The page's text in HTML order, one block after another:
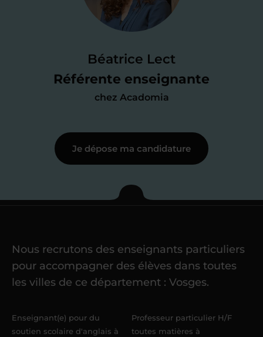
Béatrice Lect
Référente enseignante
chez Acadomia
test de 15 minutes
des programmes scolaires(et pouvoir
me mettre à jour au besoin) et
j’échange en direct avec un chargé de
Étape 3
Je commence mes
Une fois ma candidature validée, mon
référent me confie mes premiers
élèves dans un délai de 6 jours
Acadomia.
Je dépose ma candidature
Nous recrutons des enseignants particuliers
pour accompagner des élèves dans toutes
les villes de ce département : Vosges.
Enseignant(e) pour du
soutien scolaire d'anglais à
Professeur particulier H/F
toutes matières à